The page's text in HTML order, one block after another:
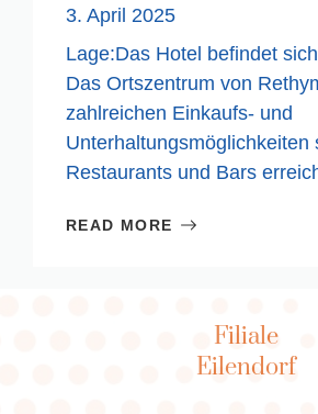
3. April 2025
Lage:Das Hotel befindet
Das Ortszentrum von
zahlreichen Einkaufs- und
Unterhaltungsmöglichkeiten
Restaurants und Bars
READ MORE
Filiale
Eilendorf